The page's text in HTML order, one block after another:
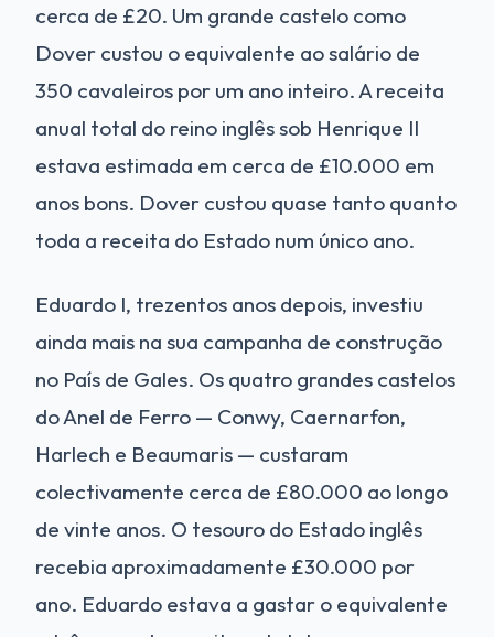
cerca de £20. Um grande castelo como
Dover custou o equivalente ao salário de
350 cavaleiros por um ano inteiro. A receita
anual total do reino inglês sob Henrique II
estava estimada em cerca de £10.000 em
anos bons. Dover custou quase tanto quanto
toda a receita do Estado num único ano.
Eduardo I, trezentos anos depois, investiu
ainda mais na sua campanha de construção
no País de Gales. Os quatro grandes castelos
do Anel de Ferro — Conwy, Caernarfon,
Harlech e Beaumaris — custaram
colectivamente cerca de £80.000 ao longo
de vinte anos. O tesouro do Estado inglês
recebia aproximadamente £30.000 por
ano. Eduardo estava a gastar o equivalente